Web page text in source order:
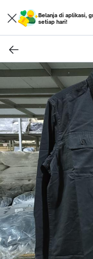
Belanja di aplikasi,
setiap hari!